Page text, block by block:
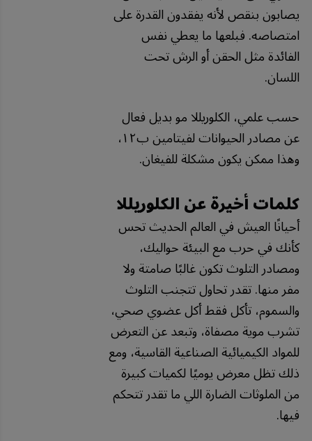
يصابون بنقص لأنه يفقدون القدرة على
امتصاصه. فبلعها ما يعطي نفس
الفائدة مثل الحقن أو الرش تحت
اللسان.
حسب علمي، الكلوريللا مو بديل فعال
عن مصادر الحيوانات لفيتامين ب١٢،
وهذا ممكن يكون مشكلة للفيغان.
كلمات أخيرة عن الكلوريللا
أحيانًا العيش في العالم الحديث تحس
كأنك في حرب مع البيئة حواليك،
ومصادر التلوث تكون غالبًا صامتة ولا
مفر منها. تقدر تحاول تتجنب التلوث
والسموم، تأكل فقط أكل عضوي صحي،
تشرب موية مصفاة، وتبعد عن التعرض
للمواد الكيميائية الصناعية القاسية، ومع
ذلك تظل معرض يوميًا لكميات كبيرة
من الملوثات الضارة اللي ما تقدر تتحكم
فيها.